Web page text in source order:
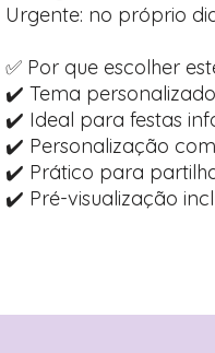
Urgente: no próprio
✅ Por que escolher
✔️ Tema personalizado
✔️ Ideal para festas
✔️ Personalização
✔️ Prático para
✔️ Pré-visualização